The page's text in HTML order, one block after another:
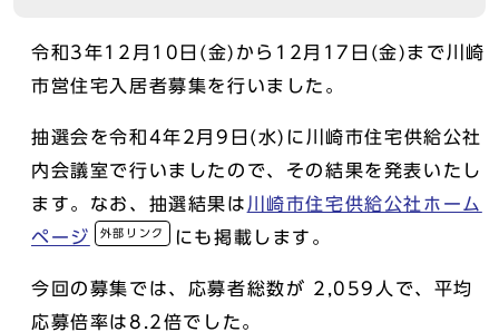
令和3年12月10日(金)から12月17日(金)まで川崎
市営住宅入居者募集を行いました。
抽選会を令和4年2月9日(水)に川崎市住宅供給公社
内会議室で行いましたので、その結果を発表いたし
ます。なお、抽選結果は 川崎市住宅供給公社ホーム
ページ
外部リンク にも掲載します。
今回の募集では、応募者総数が 2,059人で、平均
応募倍率は8.2倍でした。